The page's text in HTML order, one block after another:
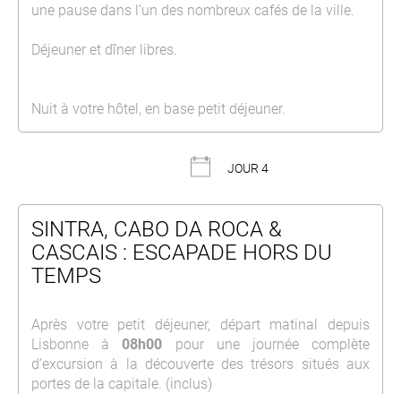
une pause dans l’un des nombreux cafés de la ville.
Déjeuner et dîner libres.
Nuit à votre hôtel, en base petit déjeuner.
JOUR 4
SINTRA, CABO DA ROCA &
CASCAIS : ESCAPADE HORS DU
TEMPS
Après votre petit déjeuner, départ matinal depuis
Lisbonne à08h00 pour une journée complète
d’excursion à la découverte des trésors situés aux
portes de la capitale. (inclus)